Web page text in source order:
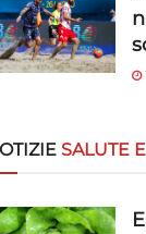
SALUTE